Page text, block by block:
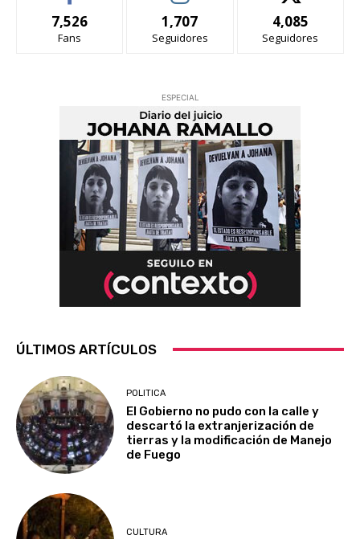
7,526
Fans
1,707
Seguidores
4,085
Seguidores
ESPECIAL
ÚLTIMOS ARTÍCULOS
POLITICA
El Gobierno no pudo con la calle y
descartó la extranjerización de
tierras y la modificación de Manejo
de Fuego
CULTURA